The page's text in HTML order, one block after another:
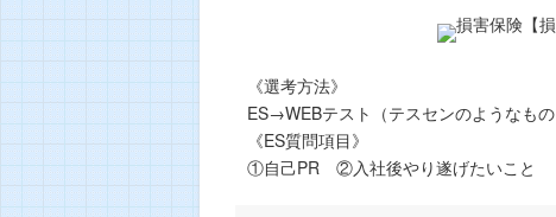
《選考方法》
ES→WEBテスト（テスセンのような
《ES質問項目》
①自己PR ②入社後やり遂げたいこと